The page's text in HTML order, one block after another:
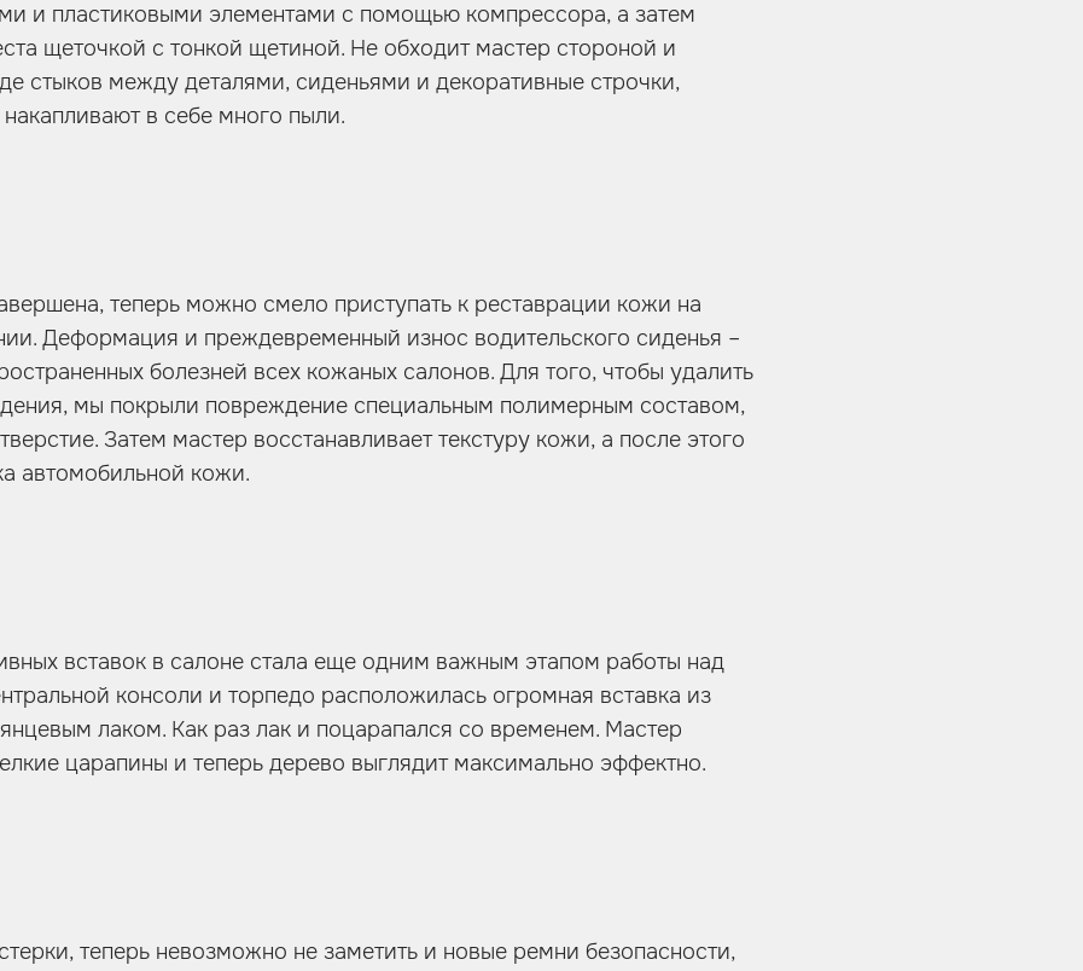
и пластиковыми элементами с помощью компрессора, а затем
щеточкой с тонкой щетиной. Не обходит мастер стороной и
стыков между деталями, сиденьями и декоративные строчки,
в себе много пыли.
теперь можно смело приступать к реставрации кожи на
Деформация и преждевременный износ водительского сиденья –
болезней всех кожаных салонов. Для того, чтобы удалить
мы покрыли повреждение специальным полимерным составом,
Затем мастер восстанавливает текстуру кожи, а после этого
автомобильной кожи.
вставок в салоне стала еще одним важным этапом работы над
консоли и торпедо расположилась огромная вставка из
лаком. Как раз лак и поцарапался со временем. Мастер
царапины и теперь дерево выглядит максимально эффектно.
теперь невозможно не заметить и новые ремни безопасности,